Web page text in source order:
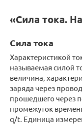
«Сила тока.
Сила тока
Характеристикой
называемая силой
величина,
заряда через
прошедшeгo через
промежуток
q/t. Единица